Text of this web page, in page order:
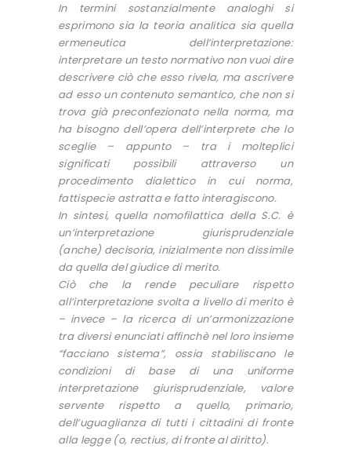
In termini sostanzialmente analoghi si
esprimono sia la teoria analitica sia quella
ermeneutica dell’interpretazione:
interpretare un testo normativo non vuoi dire
descrivere ciò che esso rivela, ma ascrivere
ad esso un contenuto semantico, che non si
trova già preconfezionato nella norma, ma
ha bisogno dell’opera dell’interprete che lo
sceglie – appunto – tra i molteplici
significati possibili attraverso un
procedimento dialettico in cui norma,
fattispecie astratta e fatto interagiscono.
In sintesi, quella nomofilattica della S.C. è
un’interpretazione giurisprudenziale
(anche) decisoria, inizialmente non dissimile
da quella del giudice di merito.
Ciò che la rende peculiare rispetto
all’interpretazione svolta a livello di merito è
– invece – la ricerca di un’armonizzazione
tra diversi enunciati affinchè nel loro insieme
“facciano sistema”, ossia stabiliscano le
condizioni di base di una uniforme
interpretazione giurisprudenziale, valore
servente rispetto a quello, primario,
dell’uguaglianza di tutti i cittadini di fronte
alla legge (o, rectius, di fronte al diritto).